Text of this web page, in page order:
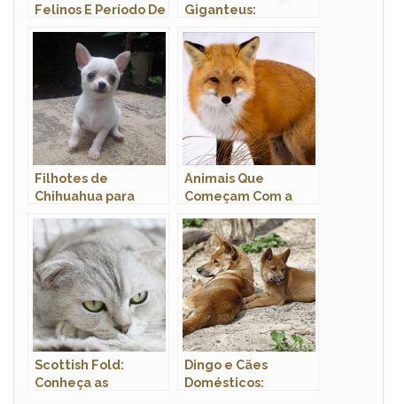
Felinos E Período De
Giganteus:
Hábitos e Fotos
Filhotes de
Chihuahua para
Encontrar?
Animais Que
Começam Com a
Características
Scottish Fold:
Conheça as
Dingo e Cães
Domésticos: